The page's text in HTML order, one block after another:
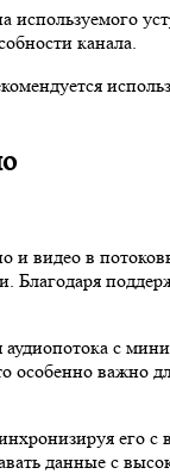
используемого
канала.
и видео в
с
особенно
данные с